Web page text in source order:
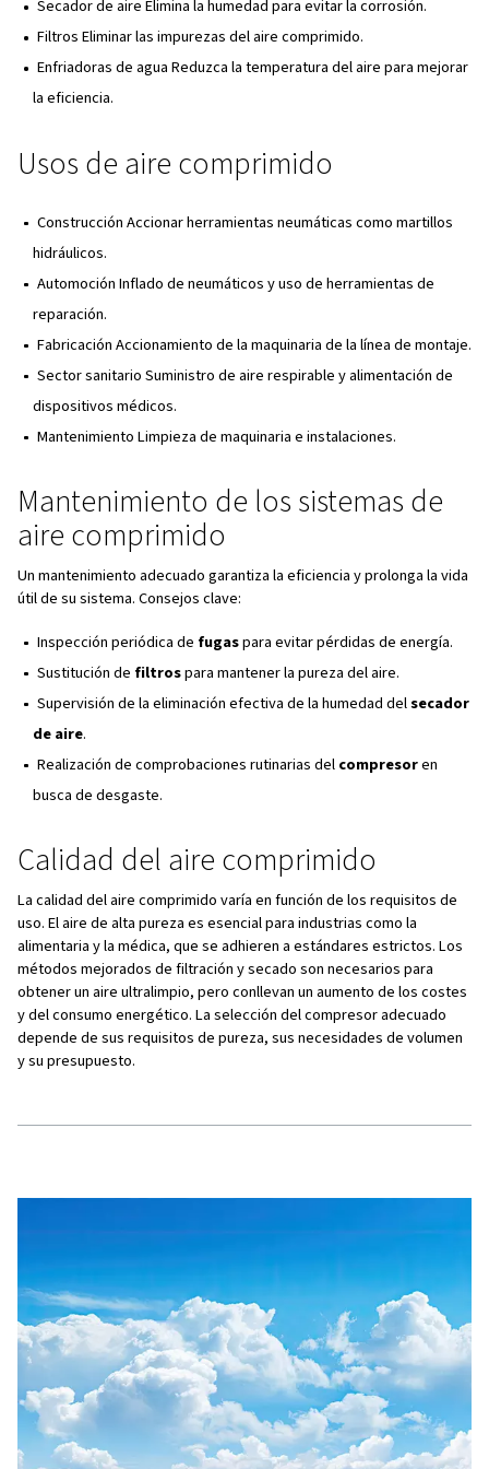
¿Qué contiene el aire
El aire comprimido es predominantemente nitrógeno,
argón, junto con trazas de dióxido de carbono, vapor de
impurezas durante la compresión, pero industrias como
tales casos, se necesitan compresores especializados
de filtración avanzados.
Ventajas del aire
a la electricidad
Seguridad Ideal para entornos peligrosos donde las
podrían provocar explosiones.
Flexibilidad: Fácilmente adaptable a diversas
independientemente de la disponibilidad de tomas
Durabilidad Las herramientas neumáticas son
menudo requieren menos mantenimiento.
Componentes de un sistema
comprimido
atmosférico.
Depósito de aire básico Almacena aire comprimido
bajo demanda.
Secador de aire Elimina la humedad para evitar la
Filtros Eliminar las impurezas del aire comprimido.
Enfriadoras de agua Reduzca la temperatura del aire
Usos de aire comprimido
Construcción Accionar herramientas neumáticas
hidráulicos.
Automoción Inflado de neumáticos y uso de
reparación.
Fabricación Accionamiento de la maquinaria de la
Sector sanitario Suministro de aire respirable y